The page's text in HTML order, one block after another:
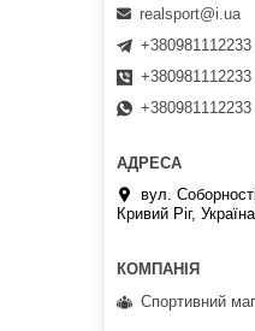
realsport@i.ua
+380981112233
+380981112233
+380981112233
вул.
Кривий Ріг, Україна
Спортивний